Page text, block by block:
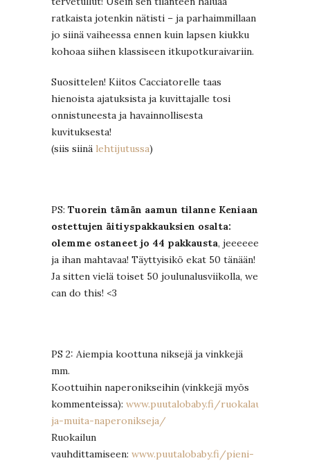
ratkaista jotenkin nätisti – ja parhaimmillaan
jo siinä vaiheessa ennen kuin lapsen kiukku
kohoaa siihen klassiseen itkupotkuraivariin.
Suosittelen! Kiitos Cacciatorelle taas
hienoista ajatuksista ja kuvittajalle tosi
onnistuneesta ja havainnollisesta
kuvituksesta!
(siis siinä lehtijutussa)
PS: Tuorein tämän aamun tilanne Keniaan
ostettujen äitiyspakkauksien osalta:
olemme ostaneet jo 44 pakkausta, jeeeeee
ja ihan mahtavaa! Täyttyisikö ekat 50 tänään!
Ja sitten vielä toiset 50 joulunalusviikolla, we
can do this! <3
PS 2: Aiempia koottuna niksejä ja vinkkejä
mm.
Koottuihin naperonikseihin (vinkkejä myös
kommenteissa): www.puutalobaby.fi/ruokalaulu-
ja-muita-naperonikseja/
Ruokailun
vauhdittamiseen: www.puutalobaby.fi/pieni-